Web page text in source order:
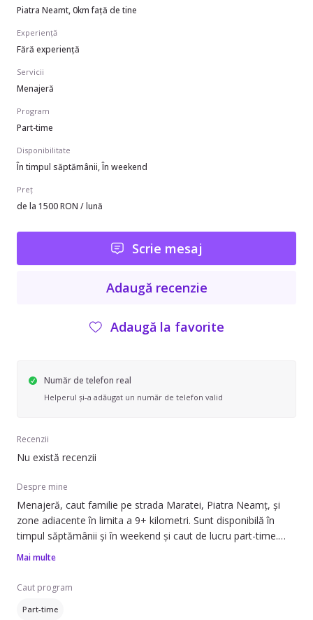
Piatra Neamt, 0km față de tine
Experiență
Fără experiență
Servicii
Menajeră
Program
Part-time
Disponibilitate
În timpul săptămânii, În weekend
Preț
de la 1500 RON / lună
Scrie mesaj
Adaugă recenzie
Adaugă la favorite
Număr de telefon real
Helperul și-a adăugat un număr de telefon valid
Recenzii
Nu există recenzii
Despre mine
Menajeră, caut familie pe strada Maratei, Piatra Neamț, și
zone adiacente în limita a 9+ kilometri. Sunt disponibilă în
timpul săptămânii și în weekend și caut de lucru part-time.
case/vile și spații comerciale. Am experiență în menținerea
unui mediu curat și ordonat, esențial pentru confortul unei
familii sau a unui birou.
Mai multe
Caut program
Part-time